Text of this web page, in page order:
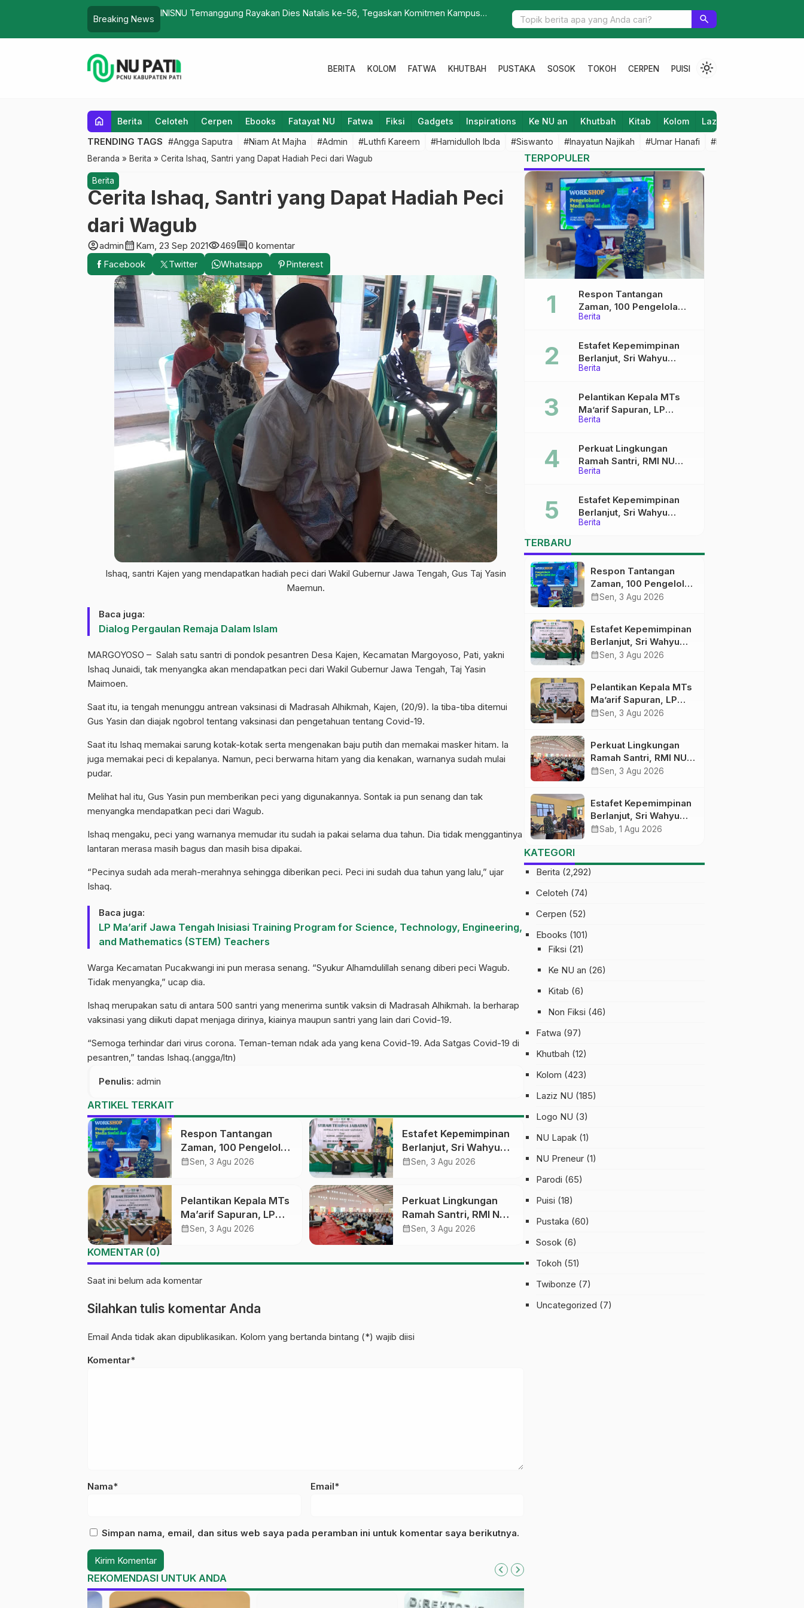
Breaking News
INISNU Temanggung Rayakan Dies Natalis ke-56, Tegaskan Komitmen Kampus
Mr. Bunglon search
BERITA KOLOM FATWA KHUTBAH PUSTAKA SOSOK TOKOH CERPEN PUISI light_mode
home Berita Celoteh Cerpen Ebooks Fatayat NU Fatwa Fiksi Gadgets Inspirations Ke NU an Khutbah Kitab Kolom Laziz NU
TRENDING TAGS #Angga Saputra #Niam At Majha #Admin #Luthfi Kareem #Hamidulloh Ibda #Siswanto #Inayatun Najikah #Umar Hanafi #M Iqbal Dawami
Beranda » Berita » Cerita Ishaq, Santri yang Dapat Hadiah Peci dari Wagub
Berita
Cerita Ishaq, Santri yang Dapat Hadiah Peci
dari Wagub
account_circleadmincalendar_month Kam, 23 Sep 2021visibility469comment0 komentar
Facebook
Twitter Whatsapp Pinterest
Ishaq, santri Kajen yang mendapatkan hadiah peci dari Wakil Gubernur Jawa Tengah, Gus Taj Yasin
Maemun.
Baca juga:
Dialog Pergaulan Remaja Dalam Islam
MARGOYOSO – Salah satu santri di pondok pesantren Desa Kajen, Kecamatan Margoyoso, Pati, yakni
Ishaq Junaidi, tak menyangka akan mendapatkan peci dari Wakil Gubernur Jawa Tengah, Taj Yasin
Maimoen.
Saat itu, ia tengah menunggu antrean vaksinasi di Madrasah Alhikmah, Kajen, (20/9). Ia tiba-tiba ditemui
Gus Yasin dan diajak ngobrol tentang vaksinasi dan pengetahuan tentang Covid-19.
Saat itu Ishaq memakai sarung kotak-kotak serta mengenakan baju putih dan memakai masker hitam. Ia
juga memakai peci di kepalanya. Namun, peci berwarna hitam yang dia kenakan, warnanya sudah mulai
pudar.
Melihat hal itu, Gus Yasin pun memberikan peci yang digunakannya. Sontak ia pun senang dan tak
menyangka mendapatkan peci dari Wagub.
Ishaq mengaku, peci yang warnanya memudar itu sudah ia pakai selama dua tahun. Dia tidak menggantinya
lantaran merasa masih bagus dan masih bisa dipakai.
“Pecinya sudah ada merah-merahnya sehingga diberikan peci. Peci ini sudah dua tahun yang lalu,” ujar
Ishaq.
Baca juga:
LP Ma’arif Jawa Tengah Inisiasi Training Program for Science, Technology, Engineering,
and Mathematics (STEM) Teachers
Warga Kecamatan Pucakwangi ini pun merasa senang. “Syukur Alhamdulillah senang diberi peci Wagub.
Tidak menyangka,” ucap dia.
Ishaq merupakan satu di antara 500 santri yang menerima suntik vaksin di Madrasah Alhikmah. Ia berharap
vaksinasi yang diikuti dapat menjaga dirinya, kiainya maupun santri yang lain dari Covid-19.
“Semoga terhindar dari virus corona. Teman-teman ndak ada yang kena Covid-19. Ada Satgas Covid-19 di
pesantren,” tandas Ishaq.(angga/ltn)
Penulis: admin
ARTIKEL TERKAIT
Respon Tantangan
Zaman, 100 Pengelola
Medsos Sekolah
Digital
calendar_monthSen, 3 Agu 2026
Estafet Kepemimpinan
Berlanjut, Sri Wahyu
Susilowati Resmi
calendar_monthSen, 3 Agu 2026
Pelantikan Kepala MTs
Ma’arif Sapuran, LP
Ma’arif NU Wonosobo
calendar_monthSen, 3 Agu 2026
Perkuat Lingkungan
Ramah Santri, RMI NU
Gelar ‘Sambang
calendar_monthSen, 3 Agu 2026
KOMENTAR (0)
Saat ini belum ada komentar
Silahkan tulis komentar Anda
Email Anda tidak akan dipublikasikan. Kolom yang bertanda bintang (*) wajib diisi
Komentar*
Nama* Email*
Simpan nama, email, dan situs web saya pada peramban ini untuk komentar saya berikutnya.
REKOMENDASI UNTUK ANDA
TERPOPULER
Berita
Respon Tantangan
Zaman, 100 Pengelola
Medsos Sekolah Ma’arif
Pelatihan Literasi Digital
Berita
Estafet Kepemimpinan
Berlanjut, Sri Wahyu
Susilowati Resmi Pimpin
Berita
Pelantikan Kepala MTs
Ma’arif Sapuran, LP
Ma’arif NU Wonosobo
Kepemimpinan Nahdliyah
Berita
Perkuat Lingkungan
Ramah Santri, RMI NU
Gelar ‘Sambang
Berita
Estafet Kepemimpinan
Berlanjut, Sri Wahyu
Susilowati Resmi Pimpin
TERBARU
Respon Tantangan
Zaman, 100 Pengelola
Medsos Sekolah
Digital
calendar_monthSen, 3 Agu 2026
Estafet Kepemimpinan
Berlanjut, Sri Wahyu
Susilowati Resmi
calendar_monthSen, 3 Agu 2026
Pelantikan Kepala MTs
Ma’arif Sapuran, LP
Ma’arif NU Wonosobo
Kepemimpinan
Nahdliyah
calendar_monthSen, 3 Agu 2026
Perkuat Lingkungan
Ramah Santri, RMI NU
Gelar ‘Sambang
calendar_monthSen, 3 Agu 2026
Estafet Kepemimpinan
Berlanjut, Sri Wahyu
Susilowati Resmi
calendar_monthSab, 1 Agu 2026
KATEGORI
Berita (2,292)
Celoteh (74)
Cerpen (52)
Ebooks (101)
Fiksi (21)
Ke NU an (26)
Kitab (6)
Non Fiksi (46)
Fatwa (97)
Khutbah (12)
Kolom (423)
Laziz NU (185)
Logo NU (3)
NU Lapak (1)
NU Preneur (1)
Parodi (65)
Puisi (18)
Pustaka (60)
Sosok (6)
Tokoh (51)
Twibonze (7)
Uncategorized (7)